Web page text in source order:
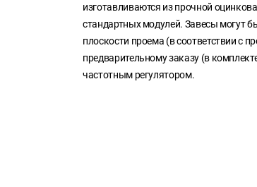
изготавливаются из прочной
стандартных модулей. Завесы могут
плоскости проема (в соответствии с
предварительному заказу (в
частотным регулятором.